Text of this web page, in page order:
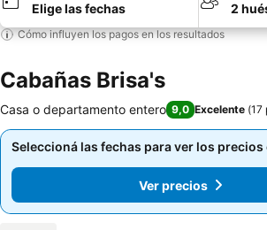
Elige las fechas 2
Cómo influyen los pagos en los resultados
Cabañas Brisa's
Casa o departamento entero 9,0 Excelente (17
Seleccioná las fechas para ver los precios
Ver precios
Seleccioná las fechas para ver los precios
Ver precios